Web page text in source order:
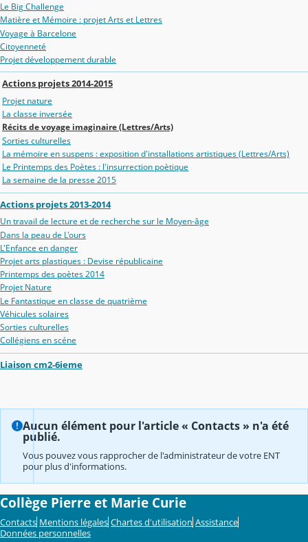
Le Big Challenge
Matière et Mémoire : projet Arts et Lettres
Voyage à Barcelone
Citoyenneté
Projet développement durable
Actions projets 2014-2015
Projet nature
La classe inversée
Récits de voyage imaginaire (Lettres/Arts)
Sorties culturelles
La mémoire en suspens : exposition d'installations artistiques (Lettres/Arts)
Le Printemps des Poètes : l'insurrection poètique
La semaine de la presse 2015
Actions projets 2013-2014
Un travail de lecture et de recherche sur le Moyen-âge
Dans la peau de L'ours
L'Enfance en danger
Projet arts plastiques : Devise républicaine
Printemps des poètes 2014
Projet Nature
Le Fantastique en classe de quatrième
Véhicules solaires
Sorties culturelles
Collégiens en scéne
Liaison cm2-6ieme
Aucun élément pour l'article « Contacts » n'a été
publié.
Vous pouvez vous rapprocher de l'administrateur de votre ENT
pour plus d'informations.
Collège Pierre et Marie Curie
Contacts Mentions légales Chartes d'utilisation Assistance
Données personnelles